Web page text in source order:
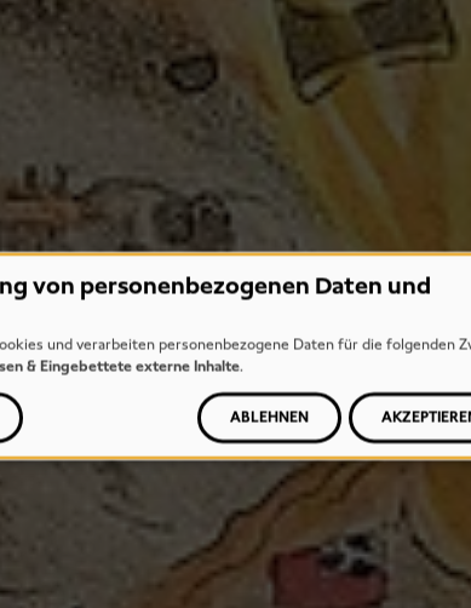
von personenbezogenen Daten und
und verarbeiten personenbezogene Daten für die folgenden
& Eingebettete externe Inhalte.
ABLEHNEN